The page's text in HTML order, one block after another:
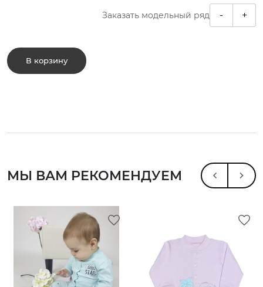
Заказать модельный ряд - +
В корзину
МЫ ВАМ РЕКОМЕНДУЕМ